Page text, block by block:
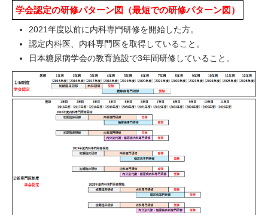
学会認定の研修パターン図（最短での研修パターン図）
2021年度以前に内科専門研修を開始した方。
認定内科医、内科専門医を取得していること。
日本糖尿病学会の教育施設で3年間研修していること。